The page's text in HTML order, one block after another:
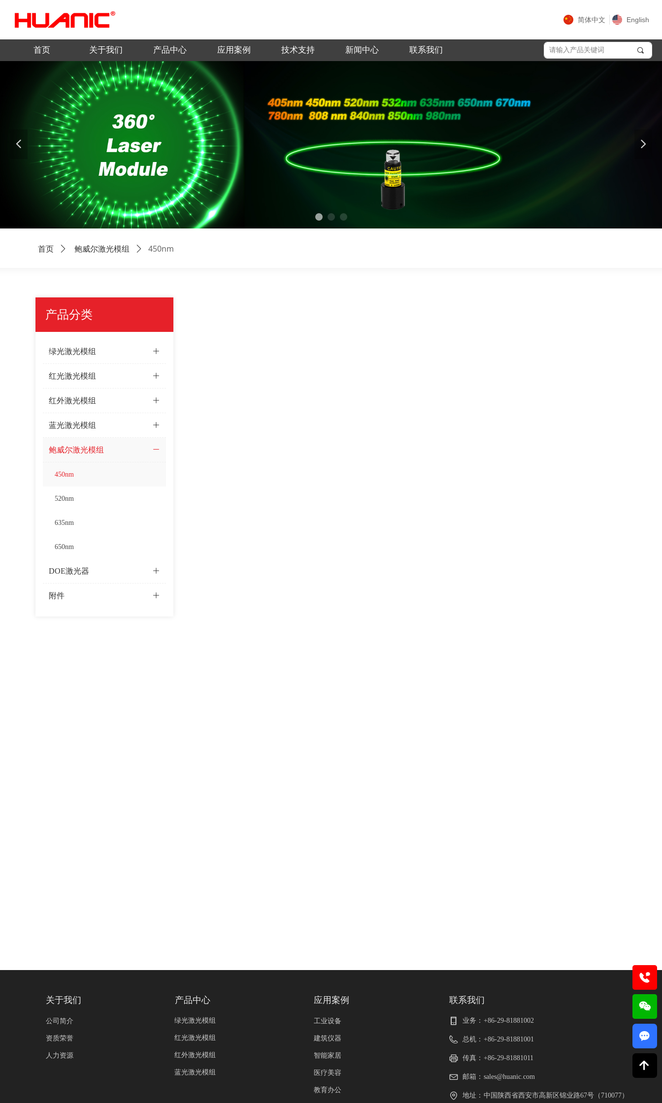
끠
首页 关于我们 产品中心 应用案例 技术支持 新闻中心 联系我们
简体中文 English
首页 ꄲ 鲍威尔激光模组 ꄲ 450nm
产品分类
ꄶ
绿光激光模组
ꄶ
红光激光模组
ꄶ
红外激光模组
ꄶ
蓝光激光模组
ꄵ
鲍威尔激光模组
450nm
520nm
635nm
650nm
ꄶ
DOE激光器
ꄶ
附件
넳 넲
联系我们
业务： +86-29-81881002
总机： +86-29-81881001
传真： +86-29-81881011
邮箱： sales@huanic.com
地址： 中国陕西省西安市高新区锦业路67号（710077）
应用案例
工业设备
建筑仪器
智能家居
医疗美容
教育办公
关于我们
公司简介
资质荣誉
人力资源
产品中心
绿光激光模组
红光激光模组
红外激光模组
蓝光激光模组
끁
녕